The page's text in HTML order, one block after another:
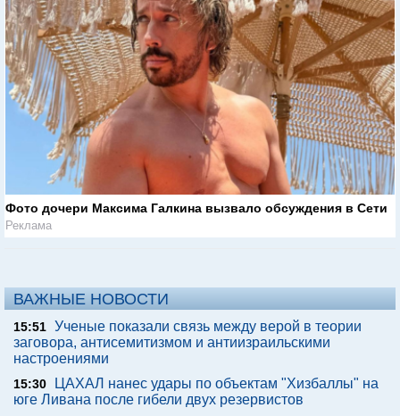
Фото дочери Максима Галкина вызвало обсуждения в Сети
Реклама
ВАЖНЫЕ НОВОСТИ
15:51 Ученые показали связь между верой в теории
заговора, антисемитизмом и антиизраильскими
настроениями
15:30
ЦАХАЛ нанес удары по объектам "Хизбаллы" на
юге Ливана после гибели двух резервистов